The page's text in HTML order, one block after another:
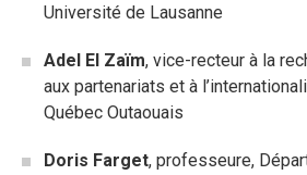
Université de Lausanne
Adel El Zaïm, vice-recteur à la
aux partenariats et à
Québec Outaouais
Doris Farget, professeure,